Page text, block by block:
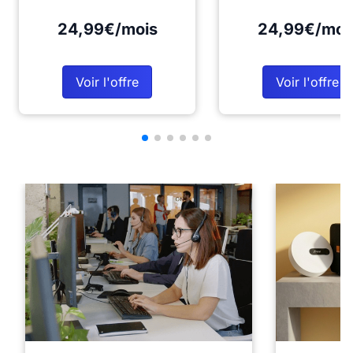
24,99€/mois
Voir l'offre
24,99€/
Voir l'offre